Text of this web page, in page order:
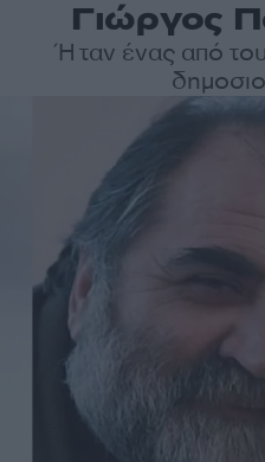
Γιώργος
Ήταν ένας από